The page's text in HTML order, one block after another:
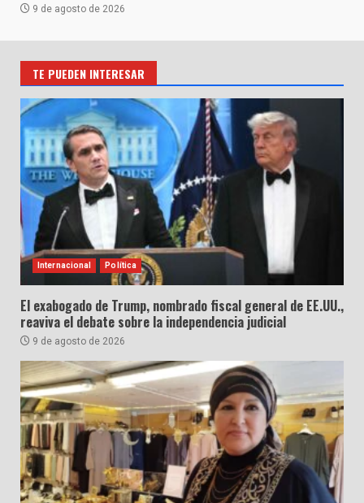
9 de agosto de 2026
TE PUEDEN INTERESAR
Internacional Política
El exabogado de Trump, nombrado fiscal general de EE.UU.,
reaviva el debate sobre la independencia judicial
9 de agosto de 2026